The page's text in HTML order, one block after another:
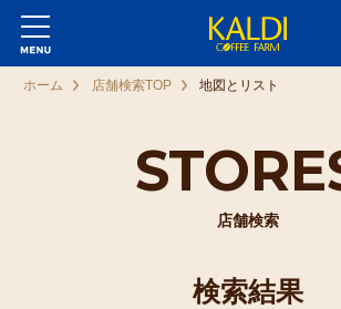
店舗検索
ホーム 店舗検索TOP 地図とリスト
検索結果